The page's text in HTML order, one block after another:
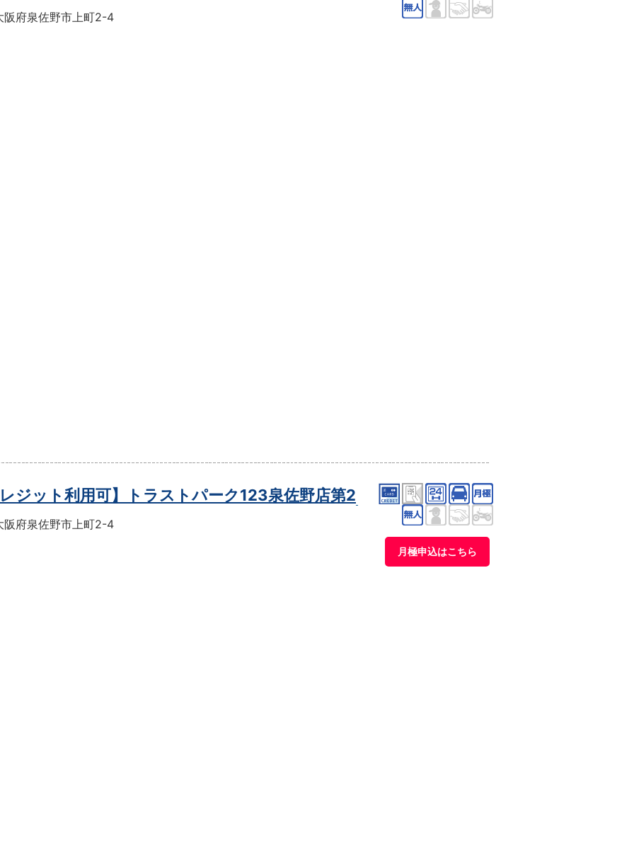
阪府泉佐野市上町2-4
レジット利用可】トラストパーク123泉佐野店第2
阪府泉佐野市上町2-4
月極申込はこちら